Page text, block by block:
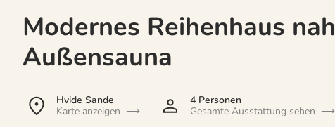
Modernes Reihenhaus
Außensauna
Hvide Sande
Karte anzeigen
4 Personen
Gesamte Ausstattung sehen